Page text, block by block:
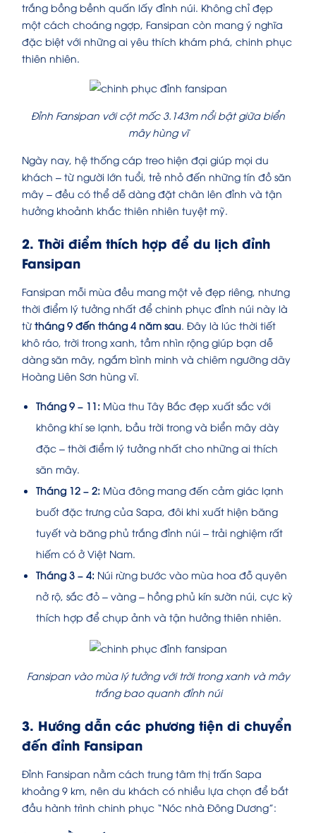
trắng bồng bềnh quấn lấy đỉnh núi. Không chỉ đẹp
một cách choáng ngợp, Fansipan còn mang ý nghĩa
đặc biệt với những ai yêu thích khám phá, chinh phục
thiên nhiên.
Đỉnh Fansipan với cột mốc 3.143m nổi bật giữa biển
mây hùng vĩ
Ngày nay, hệ thống cáp treo hiện đại giúp mọi du
khách – từ người lớn tuổi, trẻ nhỏ đến những tín đồ săn
mây – đều có thể dễ dàng đặt chân lên đỉnh và tận
hưởng khoảnh khắc thiên nhiên tuyệt mỹ.
2. Thời điểm thích hợp để du lịch đỉnh
Fansipan
Fansipan mỗi mùa đều mang một vẻ đẹp riêng, nhưng
thời điểm lý tưởng nhất để chinh phục đỉnh núi này là
từ tháng 9 đến tháng 4 năm sau . Đây là lúc thời tiết
khô ráo, trời trong xanh, tầm nhìn rộng giúp bạn dễ
dàng săn mây, ngắm bình minh và chiêm ngưỡng dãy
Hoàng Liên Sơn hùng vĩ.
Tháng 9 – 11: Mùa thu Tây Bắc đẹp xuất sắc với
không khí se lạnh, bầu trời trong và biển mây dày
đặc – thời điểm lý tưởng nhất cho những ai thích
săn mây.
Tháng 12 – 2: Mùa đông mang đến cảm giác lạnh
buốt đặc trưng của Sapa, đôi khi xuất hiện băng
tuyết và băng phủ trắng đỉnh núi – trải nghiệm rất
hiếm có ở Việt Nam.
Tháng 3 – 4: Núi rừng bước vào mùa hoa đỗ quyên
nở rộ, sắc đỏ – vàng – hồng phủ kín sườn núi, cực kỳ
thích hợp để chụp ảnh và tận hưởng thiên nhiên.
Fansipan vào mùa lý tưởng với trời trong xanh và mây
trắng bao quanh đỉnh núi
3. Hướng dẫn các phương tiện di chuyển
đến đỉnh Fansipan
Đỉnh Fansipan nằm cách trung tâm thị trấn Sapa
khoảng 9 km, nên du khách có nhiều lựa chọn để bắt
đầu hành trình chinh phục “Nóc nhà Đông Dương”: